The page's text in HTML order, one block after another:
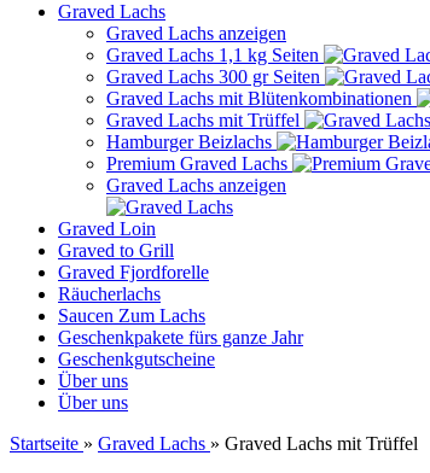
Graved Lachs
Graved Lachs anzeigen
Graved Lachs 1,1 kg Seiten
Graved Lachs 300 gr Seiten
Graved Lachs mit Blütenkombinationen
Graved Lachs mit Trüffel
Hamburger Beizlachs
Premium Graved Lachs
Graved Lachs anzeigen
Graved Loin
Graved to Grill
Graved Fjordforelle
Räucherlachs
Saucen Zum Lachs
Geschenkpakete fürs ganze Jahr
Geschenkgutscheine
Über uns
Über uns
Startseite » Graved Lachs » Graved Lachs mit Trüffel